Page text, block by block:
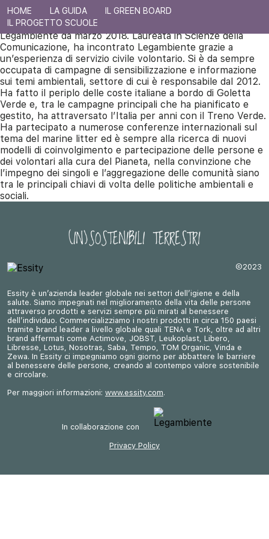
HOME LA GUIDA
IL GREEN BOARD
IL PROGETTO SCUOLE
Serena Carpentieri. Vicedirettrice Generale di
Legambiente da marzo 2018. Laureata in Scienze della
Comunicazione, ha incontrato Legambiente grazie a
un’esperienza di servizio civile volontario. Si è da sempre
occupata di campagne di sensibilizzazione e informazione
sui temi ambientali, settore di cui è responsabile dal 2012.
Ha fatto il periplo delle coste italiane a bordo di Goletta
Verde e, tra le campagne principali che ha pianificato e
gestito, ha attraversato l’Italia per anni con il Treno Verde.
Ha partecipato a numerose conferenze internazionali sul
tema del marine litter ed è sempre alla ricerca di nuovi
modelli di coinvolgimento e partecipazione delle persone e
dei volontari alla cura del Pianeta, nella convinzione che
l’impegno dei singoli e l’aggregazione delle comunità siano
tra le principali chiavi di volta delle politiche ambientali e
sociali.
©2023
Essity è un’azienda leader globale nei settori dell’igiene e della
salute. Siamo impegnati nel miglioramento della vita delle persone
attraverso prodotti e servizi sempre più mirati al benessere
dell’individuo. Commercializziamo i nostri prodotti in circa 150 paesi
tramite brand leader a livello globale quali TENA e Tork, oltre ad altri
brand affermati come Actimove, JOBST, Leukoplast, Libero,
Libresse, Lotus, Nosotras, Saba, Tempo, TOM Organic, Vinda e
Zewa. In Essity ci impegniamo ogni giorno per abbattere le barriere
al benessere delle persone, creando al contempo valore sostenibile
e circolare.
Per maggiori informazioni: www.essity.com.
In collaborazione con
Privacy Policy